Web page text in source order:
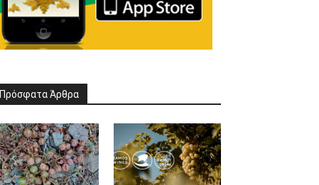
Πρόσφατα Άρθρα